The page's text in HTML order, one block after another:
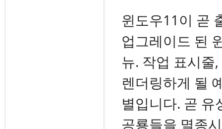
윈도우11이 곧
업그레이드 된
뉴. 작업 표시줄
렌더링하게 될
별입니다. 곧 유
공룡들을 멸종